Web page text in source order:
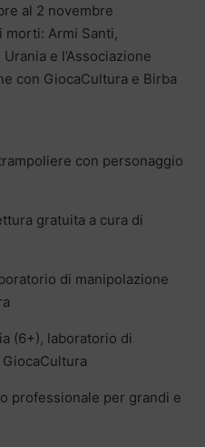
al 2 novembre
morti: Armi Santi,
e l’Associazione
con GiocaCultura e Birba
con personaggio
gratuita a cura di
di manipolazione
(6+), laboratorio di
professionale per grandi e